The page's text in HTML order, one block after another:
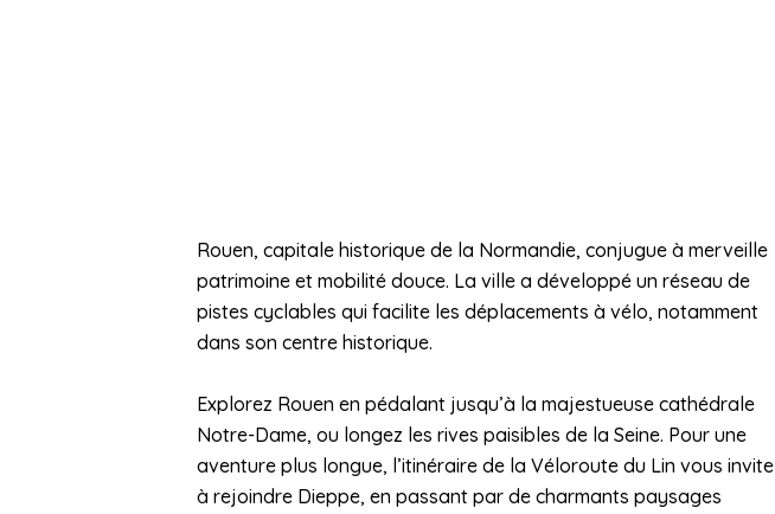
Rouen, capitale historique de la Normandie, conjugue à merveille
patrimoine et mobilité douce. La ville a développé un réseau de
pistes cyclables qui facilite les déplacements à vélo, notamment
dans son centre historique.
Explorez Rouen en pédalant jusqu’à la majestueuse cathédrale
Notre-Dame, ou longez les rives paisibles de la Seine. Pour une
aventure plus longue, l’itinéraire de la Véloroute du Lin vous invite
à rejoindre Dieppe, en passant par de charmants paysages